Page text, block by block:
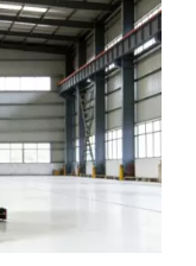
استخدام اليدين
كجم)، قادرة على
يضمن جفافًا
يتطلب الحجم